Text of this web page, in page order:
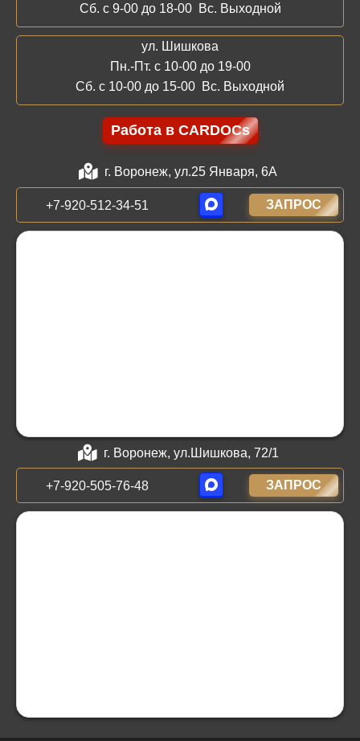
Сб. с 9-00 до 18-00 Вс. Выходной
ул. Шишкова
Пн.-Пт. с 10-00 до 19-00
Сб. с 10-00 до 15-00 Вс. Выходной
Работа в CARDOCs
г. Воронеж, ул.25 Января, 6А
+7-920-512-34-51 ЗАПРОС
г. Воронеж, ул.Шишкова, 72/1
+7-920-505-76-48 ЗАПРОС